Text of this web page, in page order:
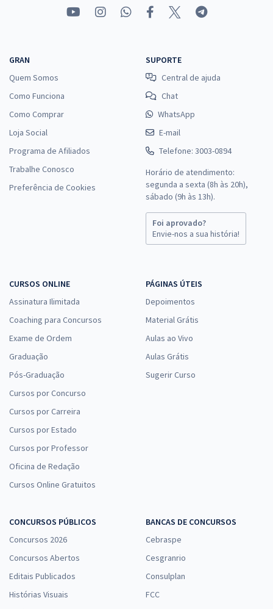
GRAN
Quem Somos
Como Funciona
Como Comprar
Loja Social
Programa de Afiliados
Trabalhe Conosco
Preferência de Cookies
SUPORTE
Central de ajuda
Chat
WhatsApp
E-mail
Telefone: 3003-0894
Horário de atendimento:
segunda a sexta (8h às 20h),
sábado (9h às 13h).
Foi aprovado?
Envie-nos a sua história!
CURSOS ONLINE
Assinatura Ilimitada
Coaching para Concursos
Exame de Ordem
Graduação
Pós-Graduação
Cursos por Concurso
Cursos por Carreira
Cursos por Estado
Cursos por Professor
Oficina de Redação
Cursos Online Gratuitos
PÁGINAS ÚTEIS
Depoimentos
Material Grátis
Aulas ao Vivo
Aulas Grátis
Sugerir Curso
CONCURSOS PÚBLICOS
Concursos 2026
Concursos Abertos
Editais Publicados
Histórias Visuais
BANCAS DE CONCURSOS
Cebraspe
Cesgranrio
Consulplan
FCC